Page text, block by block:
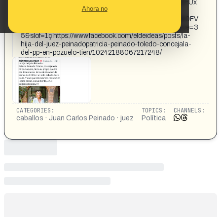
Ahora no
https://www.threads.com/@santos13vazquez/post/DZFUx
xmt=AQG0CDUzKIDpJfS0AjRSvHtPjq_sVr5Fjlw7QW0FV
g9pBjhiuU_pAJVtvWC8KZX9atRzbFE&source_surface=3
5&slof=1ç https://www.facebook.com/eldeideas/posts/la-
hija-del-juez-peinadopatricia-peinado-toledo-concejala-
del-pp-en-pozuelo-tien/10242188067217248/
CATEGORIES:
caballos · Juan Carlos Peinado · juez
TOPICS:
Política
CHANNELS: